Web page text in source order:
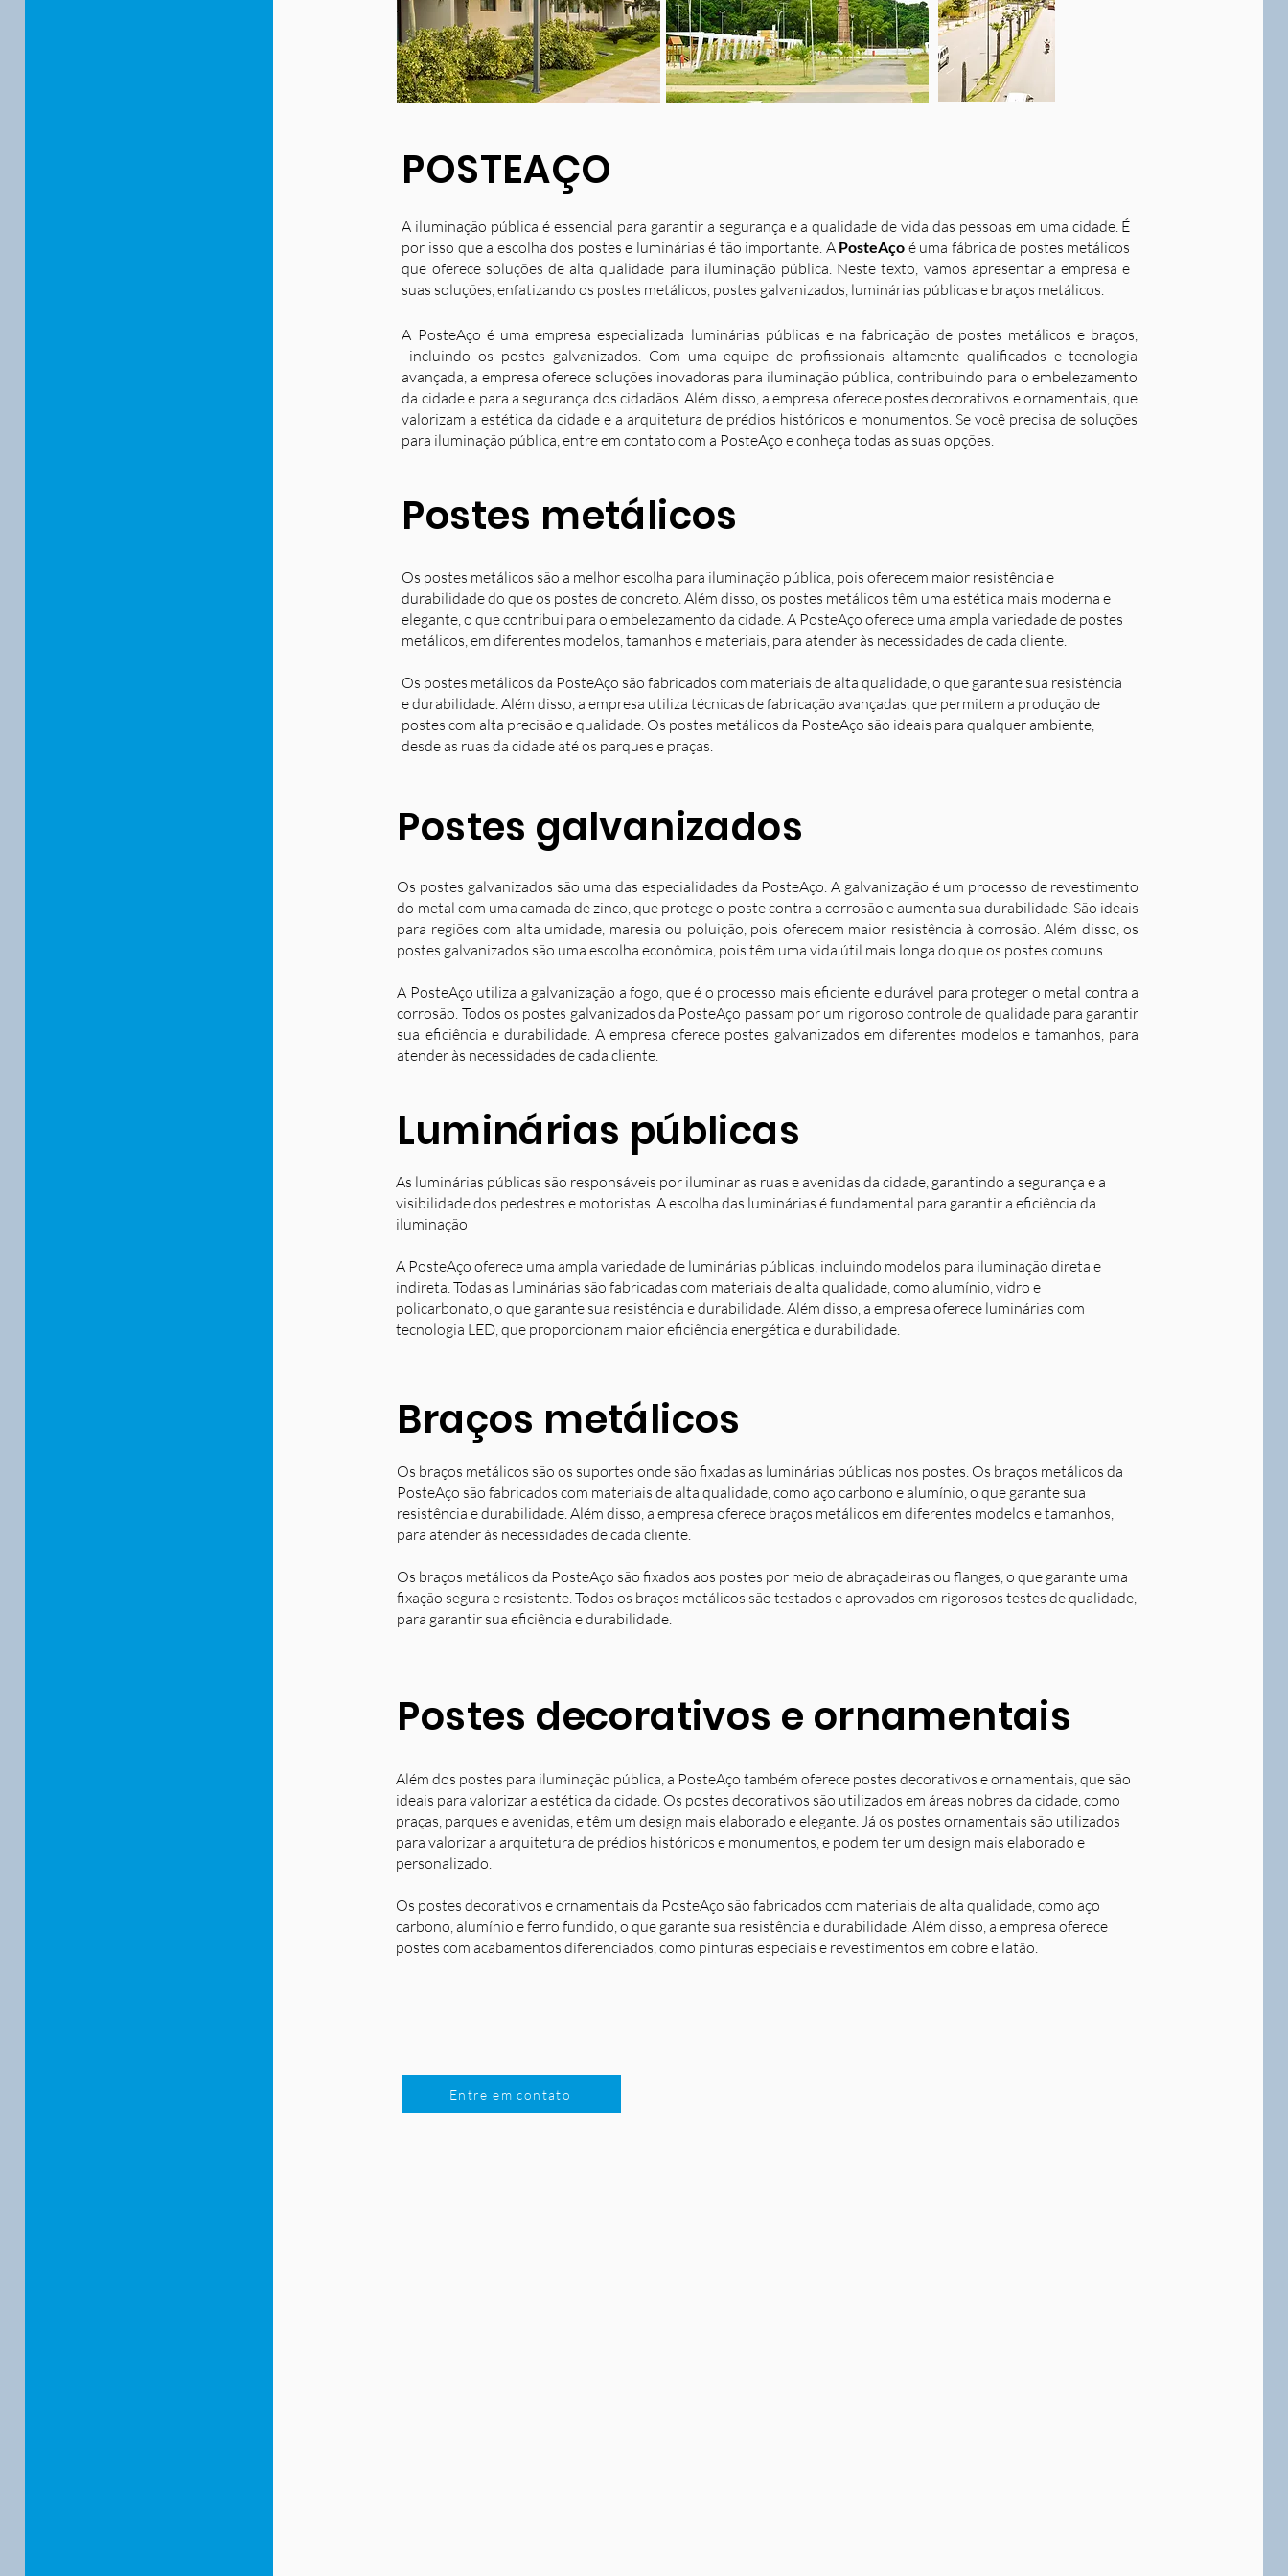
POSTEAÇO
A iluminação pública é essencial para garantir a segurança e a qualidade de vida das pessoas em uma cidade. É
por isso que a escolha dos postes e luminárias é tão importante. A PosteAço é uma fábrica de postes metálicos
que oferece soluções de alta qualidade para iluminação pública. Neste texto, vamos apresentar a empresa e
suas soluções, enfatizando os postes metálicos, postes galvanizados, luminárias públicas e braços metálicos.
A PosteAço é uma empresa especializada luminárias públicas e na fabricação de postes metálicos e braços,
incluindo os postes galvanizados. Com uma equipe de profissionais altamente qualificados e tecnologia
avançada, a empresa oferece soluções inovadoras para iluminação pública, contribuindo para o embelezamento
da cidade e para a segurança dos cidadãos. Além disso, a empresa oferece postes decorativos e ornamentais, que
valorizam a estética da cidade e a arquitetura de prédios históricos e monumentos. Se você precisa de soluções
para iluminação pública, entre em contato com a PosteAço e conheça todas as suas opções.
Postes metálicos
Os postes metálicos são a melhor escolha para iluminação pública, pois oferecem maior resistência e
durabilidade do que os postes de concreto. Além disso, os postes metálicos têm uma estética mais moderna e
elegante, o que contribui para o embelezamento da cidade. A PosteAço oferece uma ampla variedade de postes
metálicos, em diferentes modelos, tamanhos e materiais, para atender às necessidades de cada cliente.
Os postes metálicos da PosteAço são fabricados com materiais de alta qualidade, o que garante sua resistência
e durabilidade. Além disso, a empresa utiliza técnicas de fabricação avançadas, que permitem a produção de
postes com alta precisão e qualidade. Os postes metálicos da PosteAço são ideais para qualquer ambiente,
desde as ruas da cidade até os parques e praças.
Postes galvanizados
Os postes galvanizados são uma das especialidades da PosteAço. A galvanização é um processo de revestimento
do metal com uma camada de zinco, que protege o poste contra a corrosão e aumenta sua durabilidade. São ideais
para regiões com alta umidade, maresia ou poluição, pois oferecem maior resistência à corrosão. Além disso, os
postes galvanizados são uma escolha econômica, pois têm uma vida útil mais longa do que os postes comuns.
A PosteAço utiliza a galvanização a fogo, que é o processo mais eficiente e durável para proteger o metal contra a
corrosão. Todos os postes galvanizados da PosteAço passam por um rigoroso controle de qualidade para garantir
sua eficiência e durabilidade. A empresa oferece postes galvanizados em diferentes modelos e tamanhos, para
atender às necessidades de cada cliente.
Luminárias públicas
As luminárias públicas são responsáveis por iluminar as ruas e avenidas da cidade, garantindo a segurança e a
visibilidade dos pedestres e motoristas. A escolha das luminárias é fundamental para garantir a eficiência da
iluminação
A PosteAço oferece uma ampla variedade de luminárias públicas, incluindo modelos para iluminação direta e
indireta. Todas as luminárias são fabricadas com materiais de alta qualidade, como alumínio, vidro e
policarbonato, o que garante sua resistência e durabilidade. Além disso, a empresa oferece luminárias com
tecnologia LED, que proporcionam maior eficiência energética e durabilidade.
Braços metálicos
Os braços metálicos são os suportes onde são fixadas as luminárias públicas nos postes. Os braços metálicos da
PosteAço são fabricados com materiais de alta qualidade, como aço carbono e alumínio, o que garante sua
resistência e durabilidade. Além disso, a empresa oferece braços metálicos em diferentes modelos e tamanhos,
para atender às necessidades de cada cliente.
Os braços metálicos da PosteAço são fixados aos postes por meio de abraçadeiras ou flanges, o que garante uma
fixação segura e resistente. Todos os braços metálicos são testados e aprovados em rigorosos testes de qualidade,
para garantir sua eficiência e durabilidade.
Postes decorativos e ornamentais
Além dos postes para iluminação pública, a PosteAço também oferece postes decorativos e ornamentais, que são
ideais para valorizar a estética da cidade. Os postes decorativos são utilizados em áreas nobres da cidade, como
praças, parques e avenidas, e têm um design mais elaborado e elegante. Já os postes ornamentais são utilizados
para valorizar a arquitetura de prédios históricos e monumentos, e podem ter um design mais elaborado e
personalizado.
Os postes decorativos e ornamentais da PosteAço são fabricados com materiais de alta qualidade, como aço
carbono, alumínio e ferro fundido, o que garante sua resistência e durabilidade. Além disso, a empresa oferece
postes com acabamentos diferenciados, como pinturas especiais e revestimentos em cobre e latão.
Entre em contato